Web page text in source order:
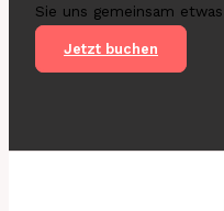
Sie uns gemeinsam
Jetzt buchen